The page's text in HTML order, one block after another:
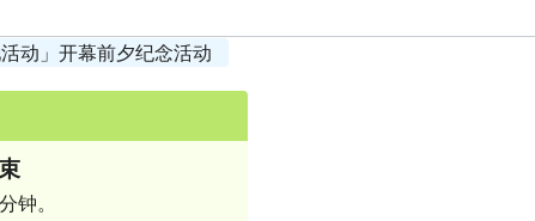
活动」开幕前夕纪念活动
钟。